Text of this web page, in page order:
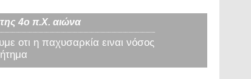
4ο π.Χ. αιώνα
οτι η παχυσαρκία ειναι νόσος